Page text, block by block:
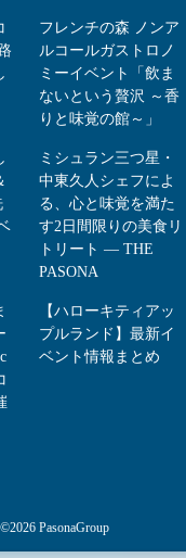
フレンチの森 ノンア
ルコールガストロノ
ミーイベント「飲ま
ないという贅沢 ～香
りと味覚の館～」
ミシュラン三つ星・
中東久人シェフによ
る、心と味覚を満た
す2日間限りの美食リ
トリート ― THE
PASONA
【ハローキティアッ
プルランド】最新イ
ベント情報まとめ
PasonaGroup